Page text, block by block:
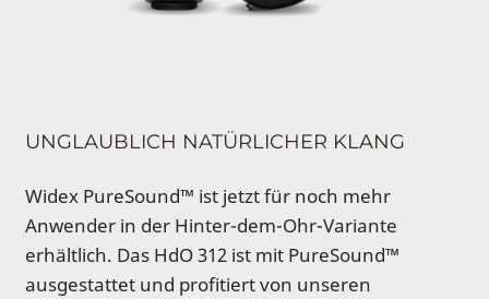
UNGLAUBLICH NATÜRLICHER KLANG
Widex PureSound™ ist jetzt für noch mehr
Anwender in der Hinter-dem-Ohr-Variante
erhältlich. Das HdO 312 ist mit PureSound™
ausgestattet und profitiert von unseren